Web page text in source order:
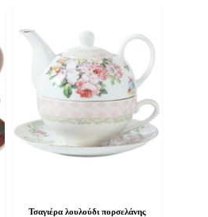
Τσαγιέρα λουλούδι πορσελάνης